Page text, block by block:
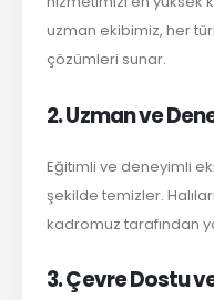
uzman ekibimiz, her
çözümleri sunar.
2. Uzman ve
Eğitimli ve deneyimli
şekilde temizler.
kadromuz tarafından
3. Çevre Dostu